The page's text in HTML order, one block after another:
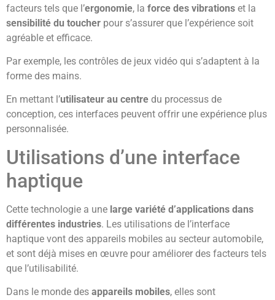
facteurs tels que l’ergonomie, la force des vibrations et la
sensibilité du toucher pour s’assurer que l’expérience soit
agréable et efficace.
Par exemple, les contrôles de jeux vidéo qui s’adaptent à la
forme des mains.
En mettant l’utilisateur au centre du processus de
conception, ces interfaces peuvent offrir une expérience plus
personnalisée.
Utilisations d’une interface
haptique
Cette technologie a une large variété d’applications dans
différentes industries. Les utilisations de l’interface
haptique vont des appareils mobiles au secteur automobile,
et sont déjà mises en œuvre pour améliorer des facteurs tels
que l’utilisabilité.
Dans le monde des appareils mobiles, elles sont